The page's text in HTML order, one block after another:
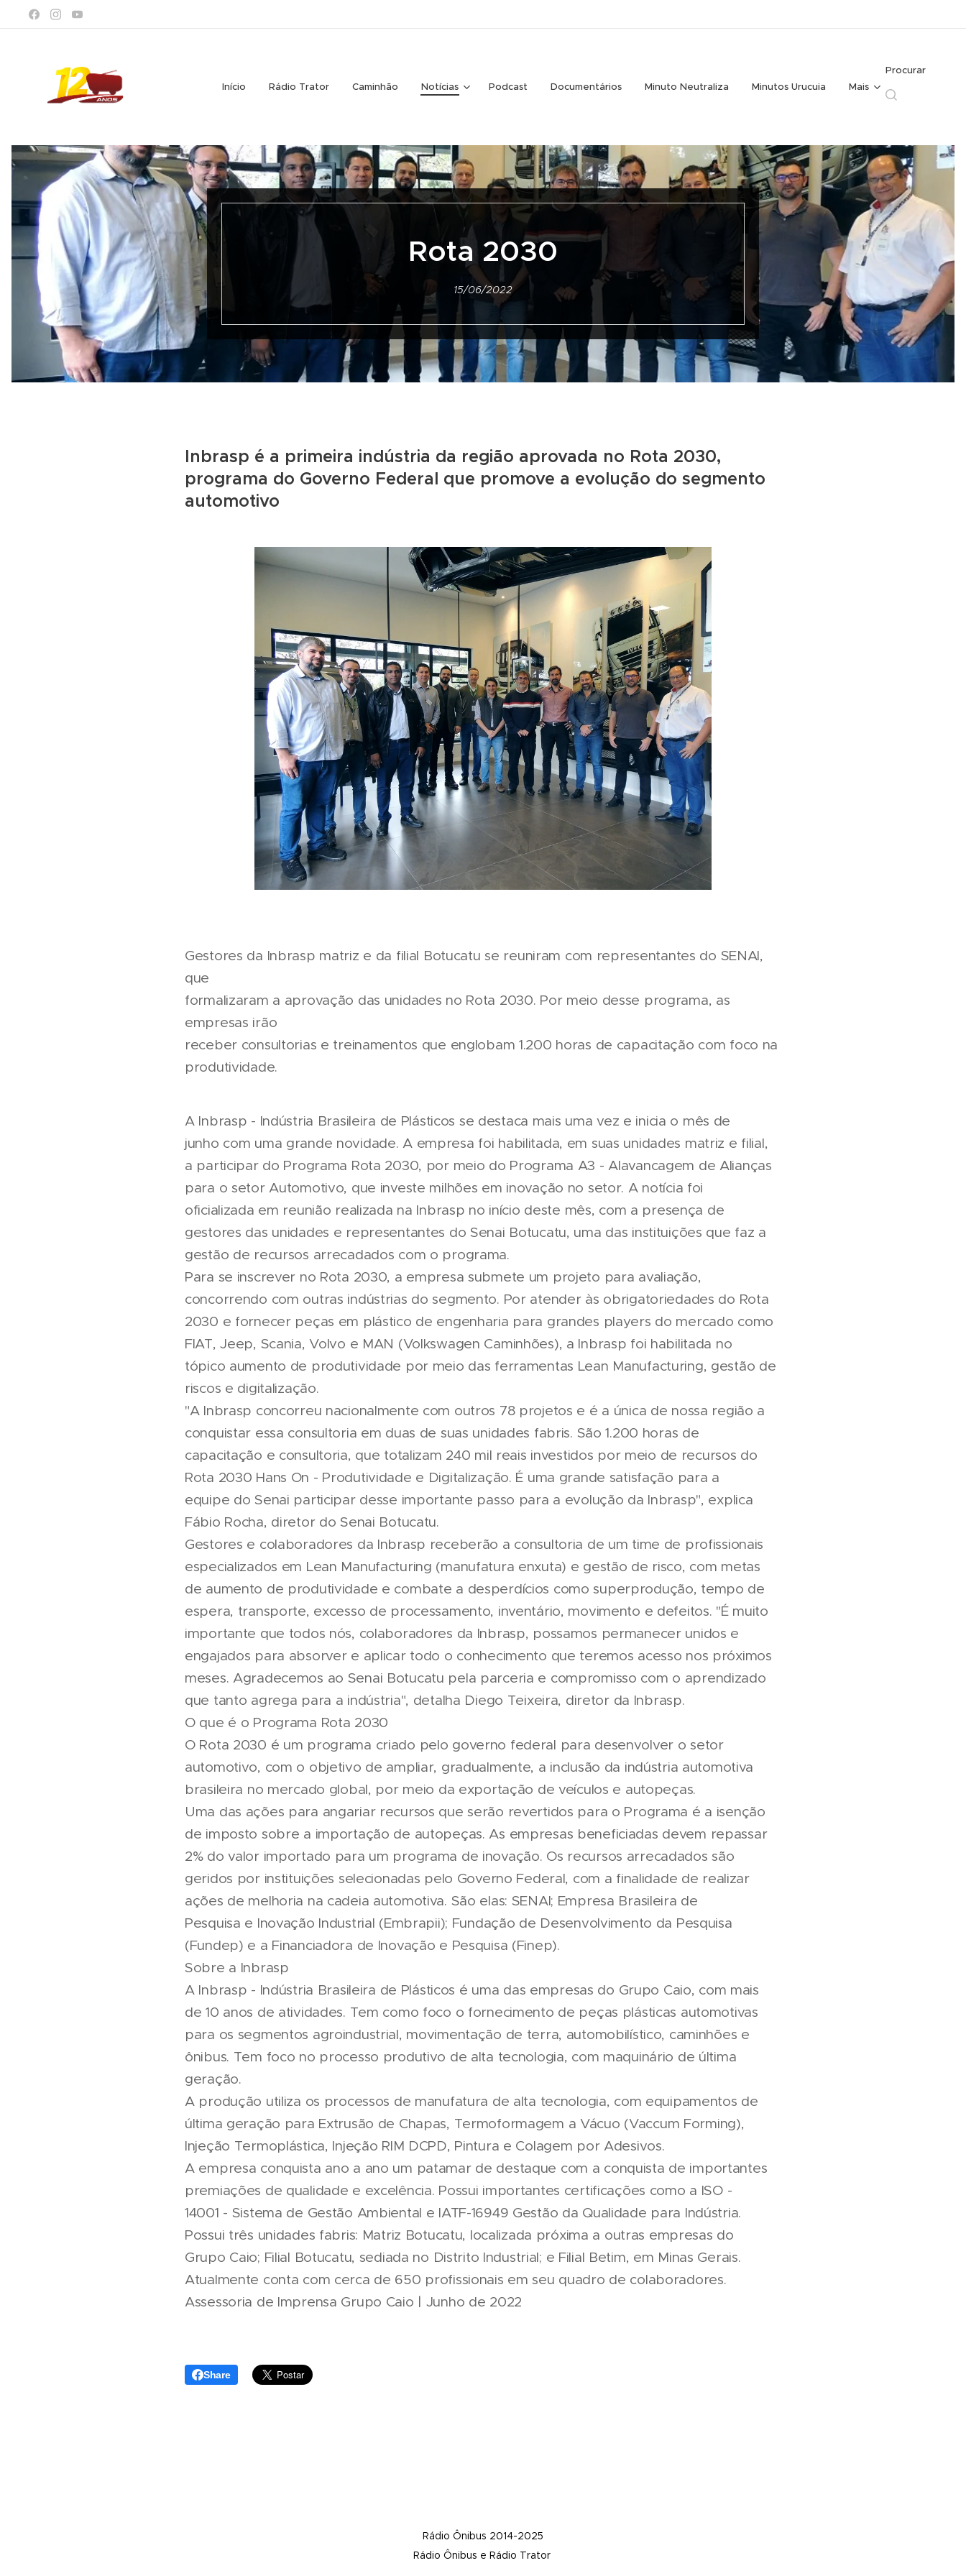
Início Rádio Trator Caminhão Notícias Podcast Documentários Minuto Neutraliza Minutos Urucuia Mais
Procurar
Rota 2030
15/06/2022
Inbrasp é a primeira indústria da região aprovada no Rota 2030,
programa do Governo Federal que promove a evolução do segmento
automotivo
Gestores da Inbrasp matriz e da filial Botucatu se reuniram com representantes do SENAI,
que
formalizaram a aprovação das unidades no Rota 2030. Por meio desse programa, as
empresas irão
receber consultorias e treinamentos que englobam 1.200 horas de capacitação com foco na
produtividade.
A Inbrasp - Indústria Brasileira de Plásticos se destaca mais uma vez e inicia o mês de
junho com uma grande novidade. A empresa foi habilitada, em suas unidades matriz e filial,
a participar do Programa Rota 2030, por meio do Programa A3 - Alavancagem de Alianças
para o setor Automotivo, que investe milhões em inovação no setor. A notícia foi
oficializada em reunião realizada na Inbrasp no início deste mês, com a presença de
gestores das unidades e representantes do Senai Botucatu, uma das instituições que faz a
gestão de recursos arrecadados com o programa.
Para se inscrever no Rota 2030, a empresa submete um projeto para avaliação,
concorrendo com outras indústrias do segmento. Por atender às obrigatoriedades do Rota
2030 e fornecer peças em plástico de engenharia para grandes players do mercado como
FIAT, Jeep, Scania, Volvo e MAN (Volkswagen Caminhões), a Inbrasp foi habilitada no
tópico aumento de produtividade por meio das ferramentas Lean Manufacturing, gestão de
riscos e digitalização.
"A Inbrasp concorreu nacionalmente com outros 78 projetos e é a única de nossa região a
conquistar essa consultoria em duas de suas unidades fabris. São 1.200 horas de
capacitação e consultoria, que totalizam 240 mil reais investidos por meio de recursos do
Rota 2030 Hans On - Produtividade e Digitalização. É uma grande satisfação para a
equipe do Senai participar desse importante passo para a evolução da Inbrasp", explica
Fábio Rocha, diretor do Senai Botucatu.
Gestores e colaboradores da Inbrasp receberão a consultoria de um time de profissionais
especializados em Lean Manufacturing (manufatura enxuta) e gestão de risco, com metas
de aumento de produtividade e combate a desperdícios como superprodução, tempo de
espera, transporte, excesso de processamento, inventário, movimento e defeitos. "É muito
importante que todos nós, colaboradores da Inbrasp, possamos permanecer unidos e
engajados para absorver e aplicar todo o conhecimento que teremos acesso nos próximos
meses. Agradecemos ao Senai Botucatu pela parceria e compromisso com o aprendizado
que tanto agrega para a indústria", detalha Diego Teixeira, diretor da Inbrasp.
O que é o Programa Rota 2030
O Rota 2030 é um programa criado pelo governo federal para desenvolver o setor
automotivo, com o objetivo de ampliar, gradualmente, a inclusão da indústria automotiva
brasileira no mercado global, por meio da exportação de veículos e autopeças.
Uma das ações para angariar recursos que serão revertidos para o Programa é a isenção
de imposto sobre a importação de autopeças. As empresas beneficiadas devem repassar
2% do valor importado para um programa de inovação. Os recursos arrecadados são
geridos por instituições selecionadas pelo Governo Federal, com a finalidade de realizar
ações de melhoria na cadeia automotiva. São elas: SENAI; Empresa Brasileira de
Pesquisa e Inovação Industrial (Embrapii); Fundação de Desenvolvimento da Pesquisa
(Fundep) e a Financiadora de Inovação e Pesquisa (Finep).
Sobre a Inbrasp
A Inbrasp - Indústria Brasileira de Plásticos é uma das empresas do Grupo Caio, com mais
de 10 anos de atividades. Tem como foco o fornecimento de peças plásticas automotivas
para os segmentos agroindustrial, movimentação de terra, automobilístico, caminhões e
ônibus. Tem foco no processo produtivo de alta tecnologia, com maquinário de última
geração.
A produção utiliza os processos de manufatura de alta tecnologia, com equipamentos de
última geração para Extrusão de Chapas, Termoformagem a Vácuo (Vaccum Forming),
Injeção Termoplástica, Injeção RIM DCPD, Pintura e Colagem por Adesivos.
A empresa conquista ano a ano um patamar de destaque com a conquista de importantes
premiações de qualidade e excelência. Possui importantes certificações como a ISO -
14001 - Sistema de Gestão Ambiental e IATF-16949 Gestão da Qualidade para Indústria.
Possui três unidades fabris: Matriz Botucatu, localizada próxima a outras empresas do
Grupo Caio; Filial Botucatu, sediada no Distrito Industrial; e Filial Betim, em Minas Gerais.
Atualmente conta com cerca de 650 profissionais em seu quadro de colaboradores.
Assessoria de Imprensa Grupo Caio | Junho de 2022
Share
Rádio Ônibus 2014-2025
Rádio Ônibus e Rádio Trator